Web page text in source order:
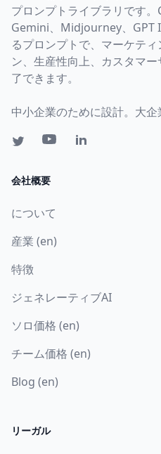
プロンプトライブラリです。
Gemini、Midjourney、GPT
るプロンプトで、マーケテ
ン、生産性向上、カスタマ
了できます。
中小企業のために設計。大企
会社概要
について
産業 (en)
特徴
ジェネレーティブAI
ソロ価格 (en)
チーム価格 (en)
Blog (en)
リーガル